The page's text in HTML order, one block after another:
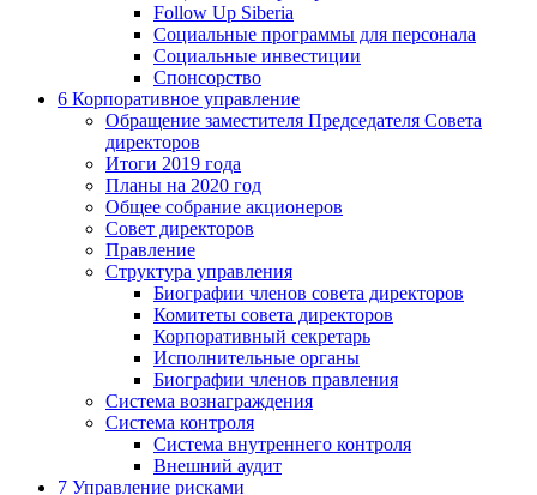
Follow Up Siberia
Социальные программы для персонала
Социальные инвестиции
Спонсорство
6 Корпоративное управление
Обращение заместителя Председателя Совета
директоров
Итоги 2019 года
Планы на 2020 год
Общее собрание акционеров
Совет директоров
Правление
Структура управления
Биографии членов совета директоров
Комитеты совета директоров
Корпоративный секретарь
Исполнительные органы
Биографии членов правления
Система вознаграждения
Система контроля
Система внутреннего контроля
Внешний аудит
7 Управление рисками